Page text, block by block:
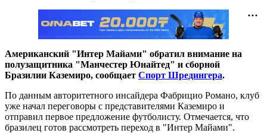
Американский "Интер Майами" обратил внимание на
полузащитника "Манчестер Юнайтед" и сборной
Бразилии Каземиро, сообщает Спорт Шредингера.
По данным авторитетного инсайдера Фабрицио Романо, клуб
уже начал переговоры с представителями Каземиро и
отправил первое предложение футболисту. Отмечается, что
бразилец готов рассмотреть переход в "Интер Майами".